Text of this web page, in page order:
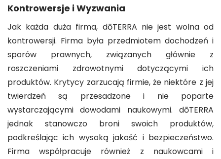
Kontrowersje i Wyzwania
Jak każda duża firma, dōTERRA nie jest wolna od
kontrowersji. Firma była przedmiotem dochodzeń i
sporów prawnych, związanych głównie z
roszczeniami zdrowotnymi dotyczącymi ich
produktów. Krytycy zarzucają firmie, że niektóre z jej
twierdzeń są przesadzone i nie poparte
wystarczającymi dowodami naukowymi. dōTERRA
jednak stanowczo broni swoich produktów,
podkreślając ich wysoką jakość i bezpieczeństwo.
Firma współpracuje również z naukowcami i